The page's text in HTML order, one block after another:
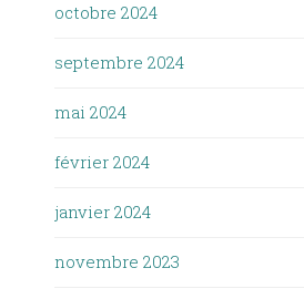
octobre 2024
septembre 2024
mai 2024
février 2024
janvier 2024
novembre 2023